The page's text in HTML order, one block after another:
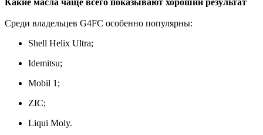
Какие масла чаще всего показывают хороший результат
Среди владельцев G4FC особенно популярны:
Shell Helix Ultra;
Idemitsu;
Mobil 1;
ZIC;
Liqui Moly.